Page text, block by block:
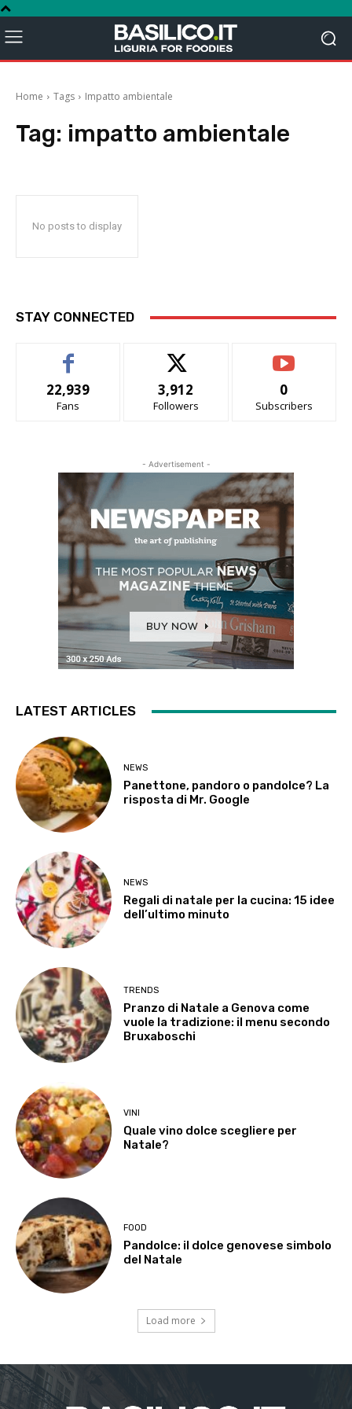
Home Tags Impatto ambientale
Tag: impatto ambientale
No posts to display
STAY CONNECTED
22,939
Fans
3,912
Followers
0
Subscribers
- Advertisement -
LATEST ARTICLES
NEWS
Panettone, pandoro o pandolce? La
risposta di Mr. Google
NEWS
Regali di natale per la cucina: 15 idee
dell’ultimo minuto
TRENDS
Pranzo di Natale a Genova come
vuole la tradizione: il menu secondo
Bruxaboschi
VINI
Quale vino dolce scegliere per
Natale?
FOOD
Pandolce: il dolce genovese simbolo
del Natale
Load more